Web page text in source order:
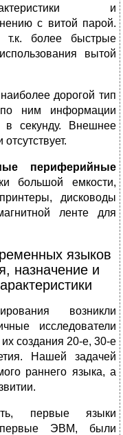
и
с витой парой.
т.к. более быстрые
вытой
дорогой тип
по ним информации
в секунду. Внешнее
периферийные
большой емкости,
дисководы
ленте для
языков
назначение и
возникли
исследователи
создания 20-е, 30-е
Нашей задачей
раннего языка, а
первые языки
первые ЭВМ, были